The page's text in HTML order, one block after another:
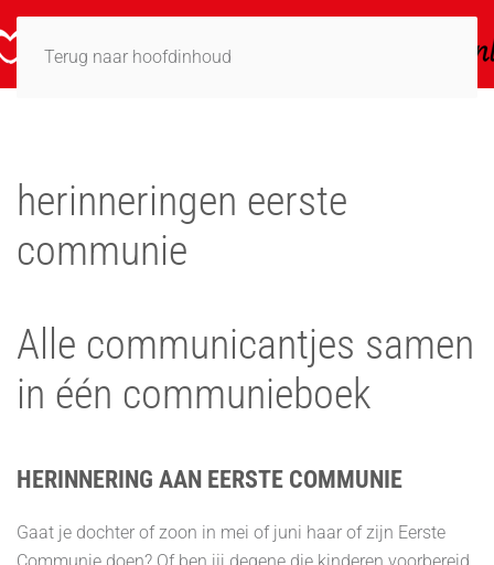
Terug naar hoofdinhoud
herinneringen eerste
communie
Alle communicantjes samen
in één communieboek
HERINNERING AAN EERSTE COMMUNIE
Gaat je dochter of zoon in mei of juni haar of zijn Eerste